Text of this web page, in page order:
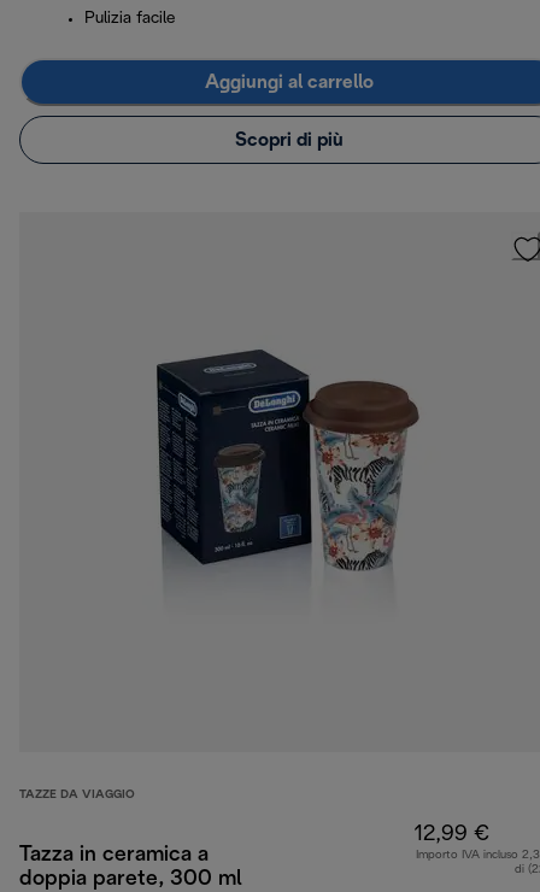
Pulizia facile
Aggiungi al carrello
Scopri di più
TAZZE DA VIAGGIO
Tazza in ceramica a
doppia parete, 300 ml
12,99 €
Importo IVA incluso
di